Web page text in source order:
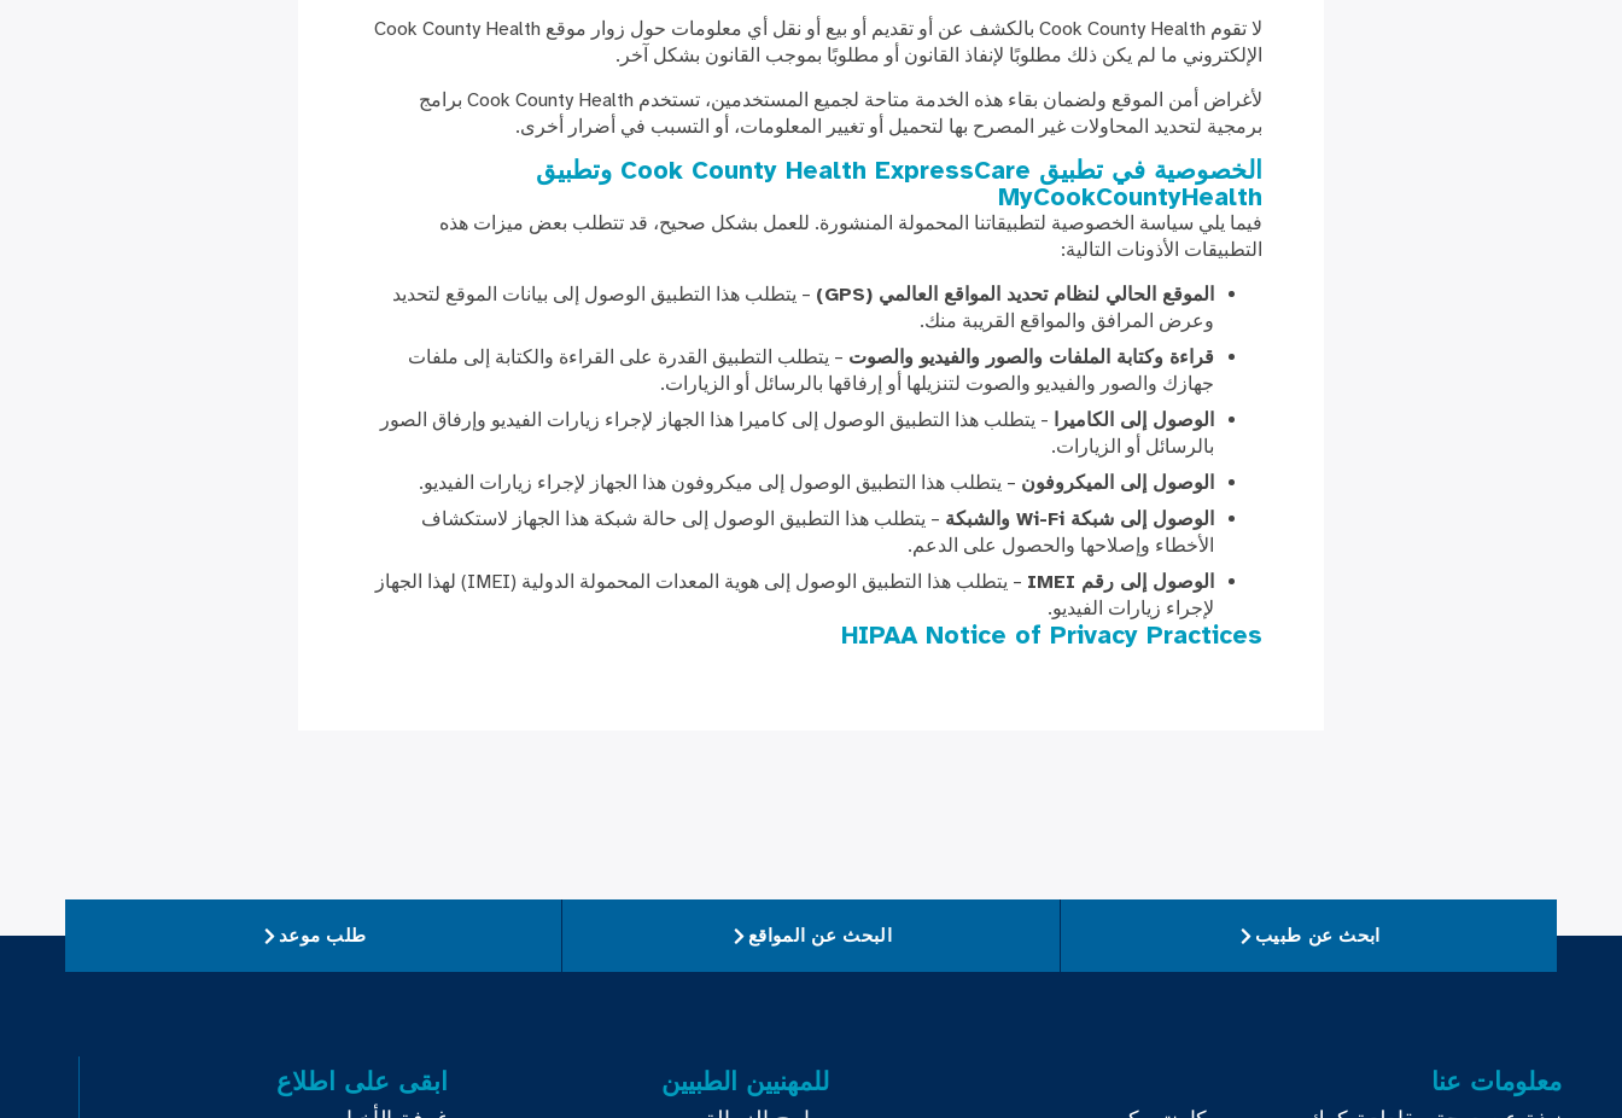
لا تقوم Cook County Health بالكشف عن أو تقديم أو بيع أو نقل أي معلومات حول زوار موقع Cook County Health
الإلكتروني ما لم يكن ذلك مطلوبًا لإنفاذ القانون أو مطلوبًا بموجب القانون بشكل آخر.
لأغراض أمن الموقع ولضمان بقاء هذه الخدمة متاحة لجميع المستخدمين، تستخدم Cook County Health برامج
برمجية لتحديد المحاولات غير المصرح بها لتحميل أو تغيير المعلومات، أو التسبب في أضرار أخرى.
الخصوصية في تطبيق Cook County Health ExpressCare وتطبيق
MyCookCountyHealth
فيما يلي سياسة الخصوصية لتطبيقاتنا المحمولة المنشورة. للعمل بشكل صحيح، قد تتطلب بعض ميزات هذه
التطبيقات الأذونات التالية:
الموقع الحالي لنظام تحديد المواقع العالمي (GPS)
– يتطلب هذا التطبيق الوصول إلى بيانات الموقع لتحديد
وعرض المرافق والمواقع القريبة منك.
قراءة وكتابة الملفات والصور والفيديو والصوت – يتطلب التطبيق القدرة على القراءة والكتابة إلى ملفات
جهازك والصور والفيديو والصوت لتنزيلها أو إرفاقها بالرسائل أو الزيارات.
الوصول إلى الكاميرا - يتطلب هذا التطبيق الوصول إلى كاميرا هذا الجهاز لإجراء زيارات الفيديو وإرفاق الصور
بالرسائل أو الزيارات.
الوصول إلى الميكروفون – يتطلب هذا التطبيق الوصول إلى ميكروفون هذا الجهاز لإجراء زيارات الفيديو.
الوصول إلى شبكة Wi-Fi والشبكة
– يتطلب هذا التطبيق الوصول إلى حالة شبكة هذا الجهاز لاستكشاف
الأخطاء وإصلاحها والحصول على الدعم.
الوصول إلى رقم IMEI
– يتطلب هذا التطبيق الوصول إلى هوية المعدات المحمولة الدولية (IMEI) لهذا الجهاز
لإجراء زيارات الفيديو.
HIPAA Notice of Privacy Practices
ابحث عن طبيب البحث عن المواقع طلب موعد
معلومات عنا للمهنيين الطبيين ابقى على اطلاع